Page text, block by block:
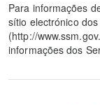
Para informações
sítio electrónico
(http://
informações dos